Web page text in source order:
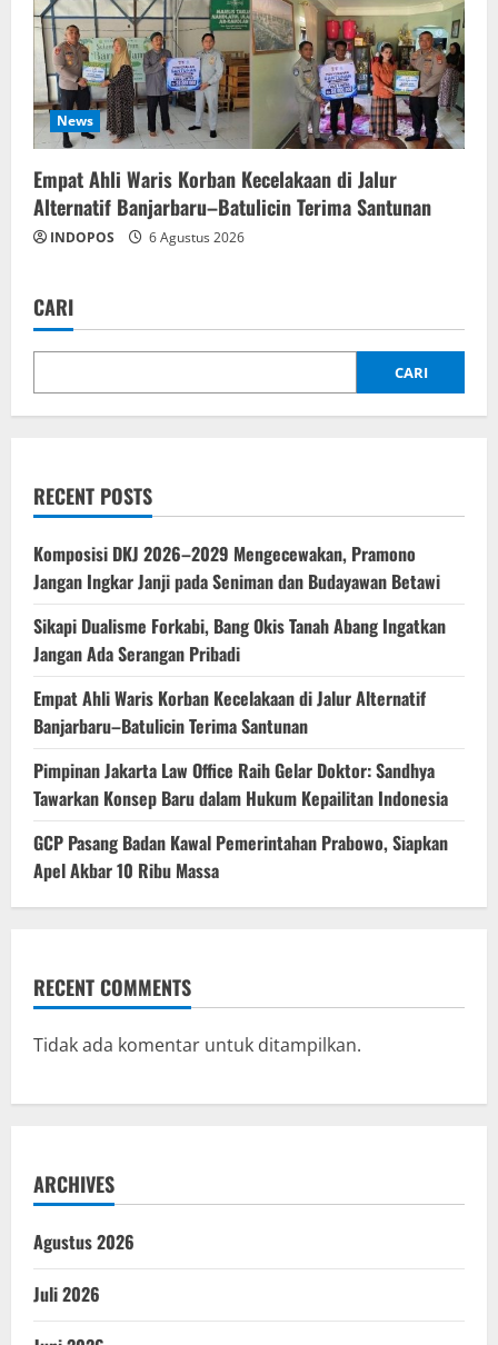
News
Empat Ahli Waris Korban Kecelakaan di Jalur
Alternatif Banjarbaru–Batulicin Terima Santunan
INDOPOS 6 Agustus 2026
CARI
CARI
RECENT POSTS
Komposisi DKJ 2026–2029 Mengecewakan, Pramono
Jangan Ingkar Janji pada Seniman dan Budayawan Betawi
Sikapi Dualisme Forkabi, Bang Okis Tanah Abang Ingatkan
Jangan Ada Serangan Pribadi
Empat Ahli Waris Korban Kecelakaan di Jalur Alternatif
Banjarbaru–Batulicin Terima Santunan
Pimpinan Jakarta Law Office Raih Gelar Doktor: Sandhya
Tawarkan Konsep Baru dalam Hukum Kepailitan Indonesia
‎GCP Pasang Badan Kawal Pemerintahan Prabowo, Siapkan
Apel Akbar 10 Ribu Massa
RECENT COMMENTS
Tidak ada komentar untuk ditampilkan.
ARCHIVES
Agustus 2026
Juli 2026